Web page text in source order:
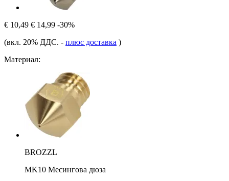
€ 10,49 € 14,99 -30%
(вкл. 20% ДДС. - плюс доставка )
Материал:
BROZZL
MK10 Месингова дюза